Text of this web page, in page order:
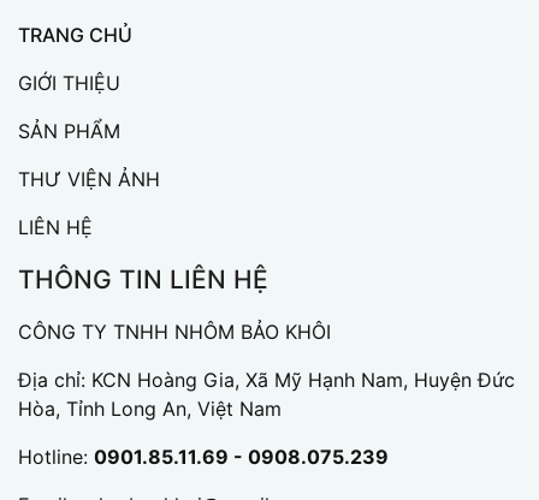
TRANG CHỦ
GIỚI THIỆU
SẢN PHẨM
THƯ VIỆN ẢNH
LIÊN HỆ
THÔNG TIN LIÊN HỆ
CÔNG TY TNHH NHÔM BẢO KHÔI
Địa chỉ: KCN Hoàng Gia, Xã Mỹ Hạnh Nam, Huyện Đức
Hòa, Tỉnh Long An, Việt Nam
Hotline: 0901.85.11.69 - 0908.075.239